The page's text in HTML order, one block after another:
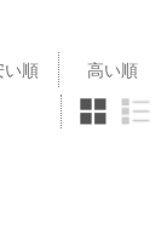
い順 高い順